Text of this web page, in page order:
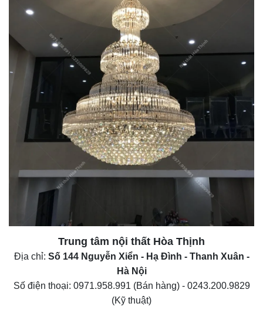
Trung tâm nội thất Hòa Thịnh
Địa chỉ: Số 144 Nguyễn Xiển - Hạ Đình - Thanh Xuân -
Hà Nội
Số điện thoại: 0971.958.991 (Bán hàng) - 0243.200.9829
(Kỹ thuật)